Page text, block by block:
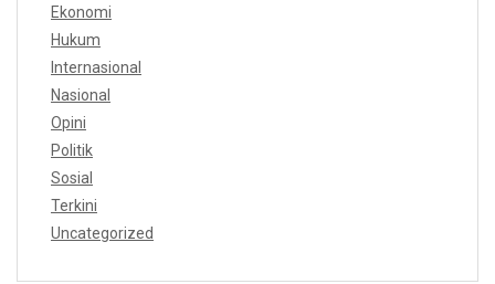
Ekonomi
Hukum
Internasional
Nasional
Opini
Politik
Sosial
Terkini
Uncategorized